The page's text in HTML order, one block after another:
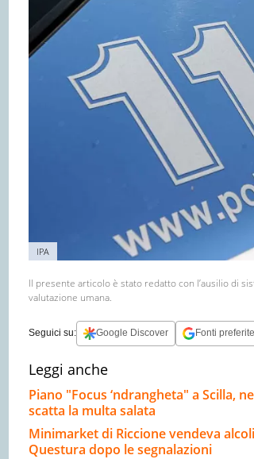
IPA
Il presente articolo è stato redatto con l’ausilio di
valutazione umana.
Seguici su: Google Discover Fonti preferite
Leggi anche
Piano "Focus ‘ndrangheta" a Scilla,
scatta la multa salata
Minimarket di Riccione vendeva
Questura dopo le segnalazioni